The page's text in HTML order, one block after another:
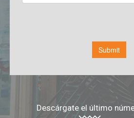
Descárgate el último